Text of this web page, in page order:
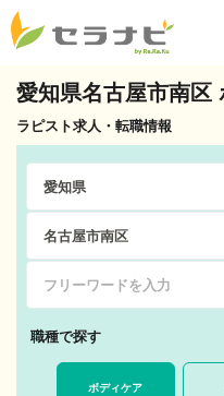
愛知県名古屋市南区
ラピスト求人・転職情報
職種で探す
ボディケア